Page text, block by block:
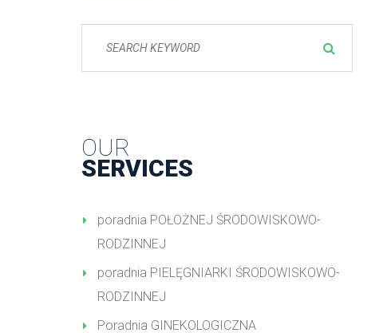
OUR
SERVICES
poradnia POŁOŻNEJ ŚRODOWISKOWO-
RODZINNEJ
poradnia PIELĘGNIARKI ŚRODOWISKOWO-
RODZINNEJ
Poradnia GINEKOLOGICZNA